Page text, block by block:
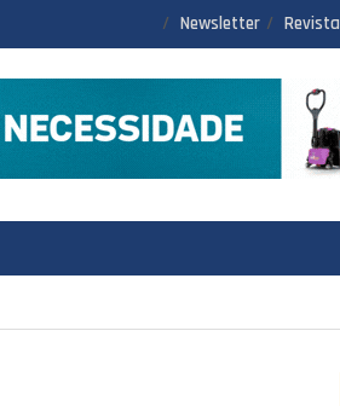
Newsletter Revista